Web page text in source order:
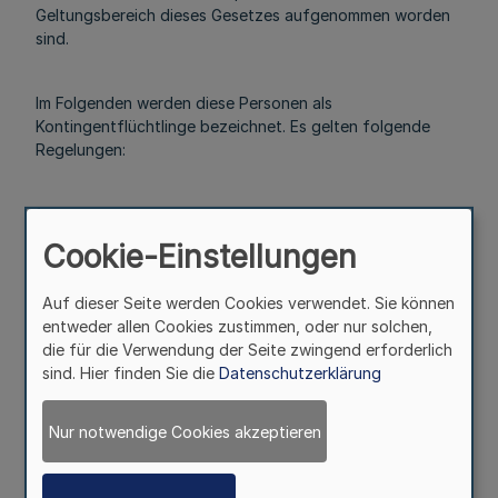
Geltungsbereich dieses Gesetzes aufgenommen worden
sind.
Im Folgenden werden diese Personen als
Kontingentflüchtlinge bezeichnet. Es gelten folgende
Regelungen:
1.
Einreise des betreffenden Ausländers in dessen Pass
Kontingentflüchtling vorgesehen ist.
2.
Nach der Einreise und Aufnahme im Bundesgebiet ist
Der Ausweisinhaber hat die Rechtsstellung nach § l des
Gesetzes über Maßnahmen für im Rahmen humanitärer
Cookie-Einstellungen
Auf dieser Seite werden Cookies verwendet. Sie können
entweder allen Cookies zustimmen, oder nur solchen,
die für die Verwendung der Seite zwingend erforderlich
sind. Hier finden Sie die Datenschutzerklärung
Nur notwendige Cookies akzeptieren